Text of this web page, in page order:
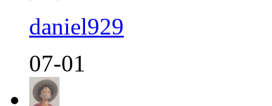
daniel929
07-01